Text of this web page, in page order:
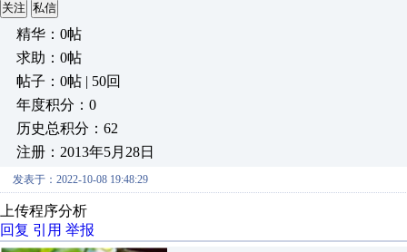
关注 私信
精华：0帖
求助：0帖
帖子：0帖 | 50回
年度积分：0
历史总积分：62
注册：2013年5月28日
发表于：2022-10-08 19:48:29
上传程序分析
回复 引用 举报